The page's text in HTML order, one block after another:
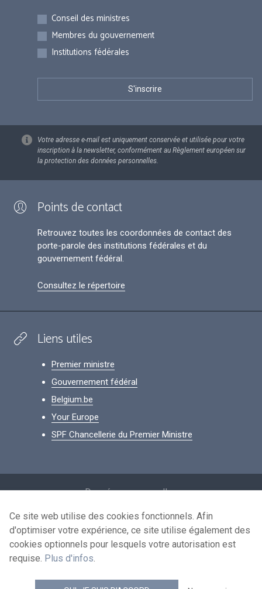
Inscriptions
Conseil des ministres
Membres du gouvernement
Institutions fédérales
Votre adresse e-mail est uniquement conservée et utilisée pour votre
inscription à la newsletter, conformément au Règlement européen sur
la protection des données personnelles.
Points de contact
Retrouvez toutes les coordonnées de contact des
porte-parole des institutions fédérales et du
gouvernement fédéral.
Consultez le répertoire
Liens utiles
Premier ministre
Gouvernement fédéral
Belgium.be
Your Europe
SPF Chancellerie du Premier Ministre
Données personnelles
Conditions de réutilisation
Contactez-nous
Ce site web utilise des cookies fonctionnels. Afin
d'optimiser votre expérience, ce site utilise également des
cookies optionnels pour lesquels votre autorisation est
requise. Plus d'infos.